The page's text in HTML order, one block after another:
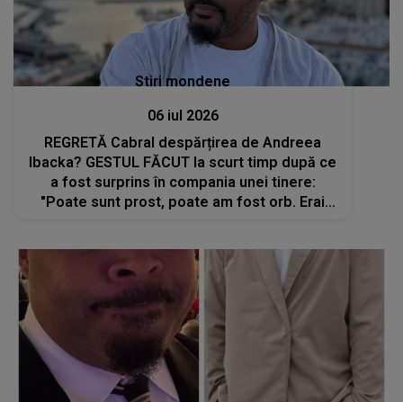
Stiri mondene
06 iul 2026
REGRETĂ Cabral despărțirea de Andreea
Ibacka? GESTUL FĂCUT la scurt timp după ce
a fost surprins în compania unei tinere:
"Poate sunt prost, poate am fost orb. Erai